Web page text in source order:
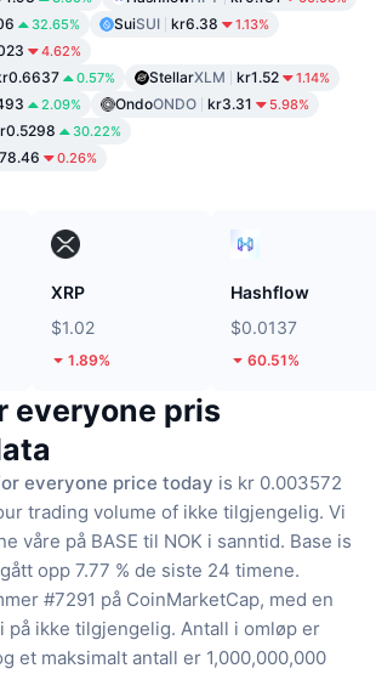
32.65% SuiSUI kr6.38 1.13%
4.62%
0.57% StellarXLM kr1.52 1.14%
2.09% OndoONDO kr3.31 5.98%
30.22%
0.26%
XRP
$1.02
1.89%
Hashflow
$0.0137
60.51%
everyone pris
everyone price today is kr 0.003572
trading volume of ikke tilgjengelig. Vi
våre på BASE til NOK i sanntid. Base is
opp 7.77 % de siste 24 timene.
#7291 på CoinMarketCap, med en
på ikke tilgjengelig. Antall i omløp er
et maksimalt antall er 1,000,000,000